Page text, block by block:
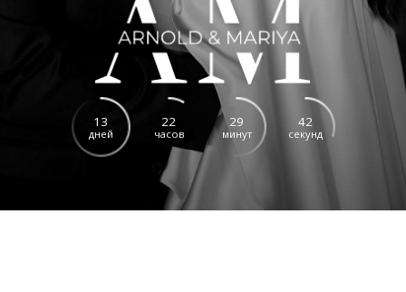
часов
29
минут
41
секунд